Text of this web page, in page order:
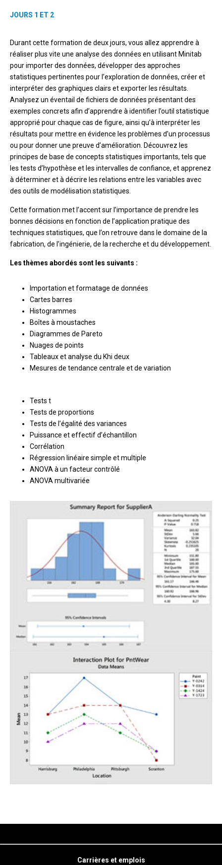
JOURS 1 ET 2
Durant cette formation de deux jours, vous allez apprendre à
réaliser plus vite une analyse des données en utilisant Minitab
pour importer des données, développer des approches
statistiques pertinentes pour l’exploration de données, créer et
interpréter des graphiques clairs et exporter les résultats.
Analysez un éventail de fichiers de données présentant des
exemples concrets afin d’apprendre à identifier l’outil statistique
approprié pour chaque cas de figure, ainsi qu’à interpréter les
résultats pour mettre en évidence les problèmes d’un processus
ou pour donner une preuve d’amélioration. Découvrez les
principes de base de concepts statistiques importants, tels que
les tests d’hypothèse et les intervalles de confiance, et apprenez
à déterminer et à décrire les relations entre les variables avec
des outils de modélisation statistiques.
Cette formation met l’accent sur l’importance de prendre les
bonnes décisions en fonction de l’application pratique des
techniques statistiques, que l’on retrouve dans le domaine de la
fabrication, de l’ingénierie, de la recherche et du développement.
Les thèmes abordés sont les suivants :
Importation et formatage de données
Cartes barres
Histogrammes
Boîtes à moustaches
Diagrammes de Pareto
Nuages de points
Tableaux et analyse du Khi deux
Mesures de tendance centrale et de variation
Tests t
Tests de proportions
Tests de l’égalité des variances
Puissance et effectif d’échantillon
Corrélation
Régression linéaire simple et multiple
ANOVA à un facteur contrôlé
ANOVA multivariée
Carrières et emplois